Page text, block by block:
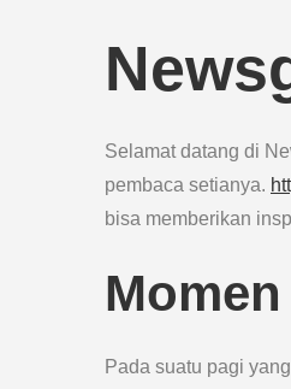
Selamat datang di
pembaca setianya.
bisa memberikan
Pada suatu pagi